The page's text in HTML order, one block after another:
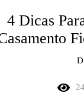
4 Dicas